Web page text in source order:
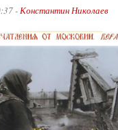
-Константин Николаев